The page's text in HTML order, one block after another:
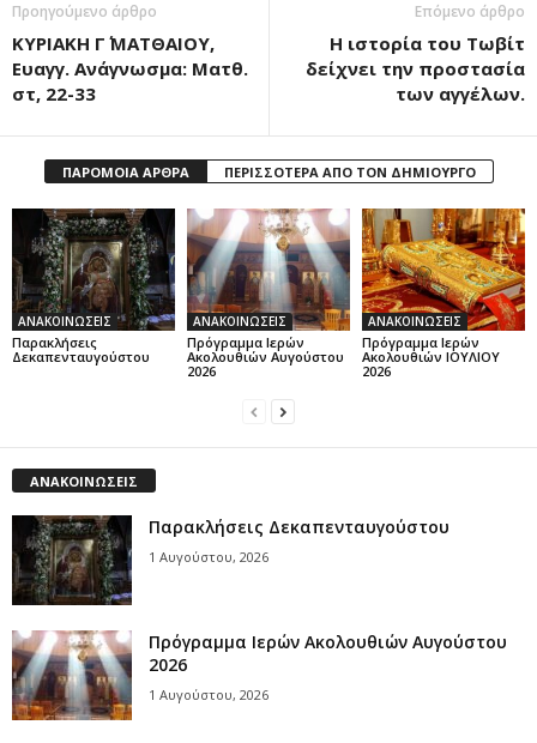
Προηγούμενο άρθρο
ΚΥΡΙΑΚΗ Γ΄ ΜΑΤΘΑΙΟΥ,
Ευαγγ. Ανάγνωσμα: Ματθ.
στ, 22-33
Επόμενο άρθρο
Η ιστορία του Τωβίτ
δείχνει την προστασία
των αγγέλων.
ΠΑΡΟΜΟΙΑ ΑΡΘΡΑ ΠΕΡΙΣΣΟΤΕΡΑ ΑΠΟ ΤΟΝ ΔΗΜΙΟΥΡΓΟ
ΑΝΑΚΟΙΝΩΣΕΙΣ
Παρακλήσεις
Δεκαπενταυγούστου
ΑΝΑΚΟΙΝΩΣΕΙΣ
Πρόγραμμα Ιερών
Ακολουθιών Αυγούστου
2026
ΑΝΑΚΟΙΝΩΣΕΙΣ
Πρόγραμμα Ιερών
Ακολουθιών ΙΟΥΛΙΟΥ
2026
ΑΝΑΚΟΙΝΩΣΕΙΣ
Παρακλήσεις Δεκαπενταυγούστου
1 Αυγούστου, 2026
Πρόγραμμα Ιερών Ακολουθιών Αυγούστου
2026
1 Αυγούστου, 2026